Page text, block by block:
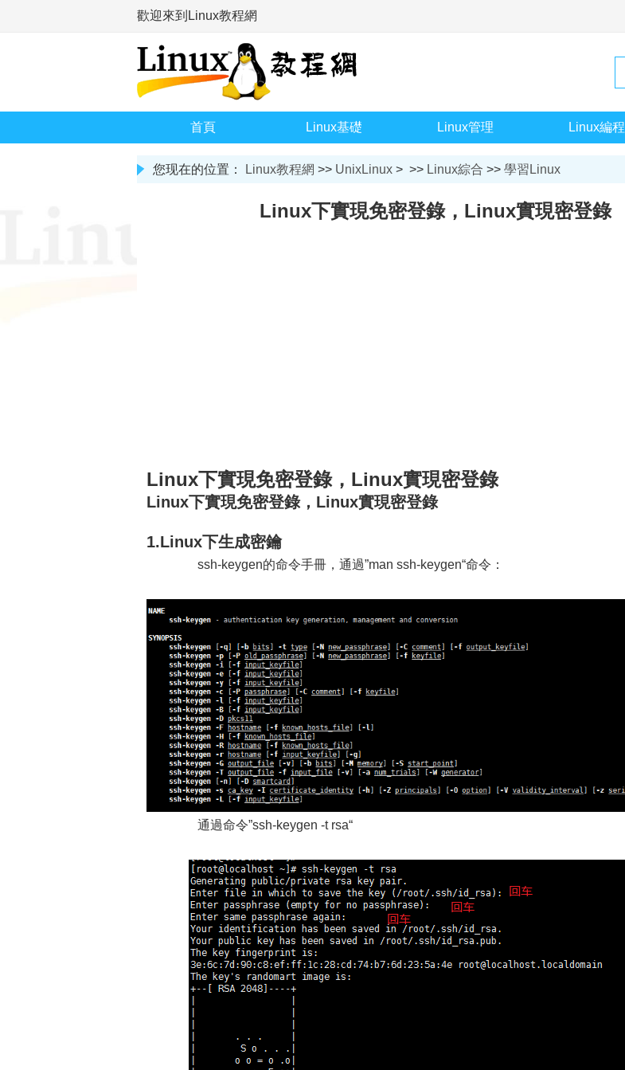
歡迎來到Linux教程網
首頁 Linux基礎 Linux管理 Linux編程
您现在的位置： Linux教程網 >> UnixLinux > >> Linux綜合 >> 學習Linux
Linux下實現免密登錄，Linux實現密登錄
Linux下實現免密登錄，Linux實現密登錄
Linux下實現免密登錄，Linux實現密登錄
1.Linux下生成密鑰
ssh-keygen的命令手冊，通過”man ssh-keygen“命令：
通過命令”ssh-keygen -t rsa“